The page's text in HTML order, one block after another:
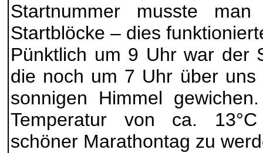
Startnummer musste
Startblöcke – dies
Pünktlich um 9 Uhr war der
die noch um 7 Uhr über uns
sonnigen Himmel
Temperatur von ca.
schöner Marathontag zu